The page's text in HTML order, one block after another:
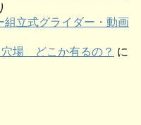
立式グライダー・動画
場 どこか有るの？ に